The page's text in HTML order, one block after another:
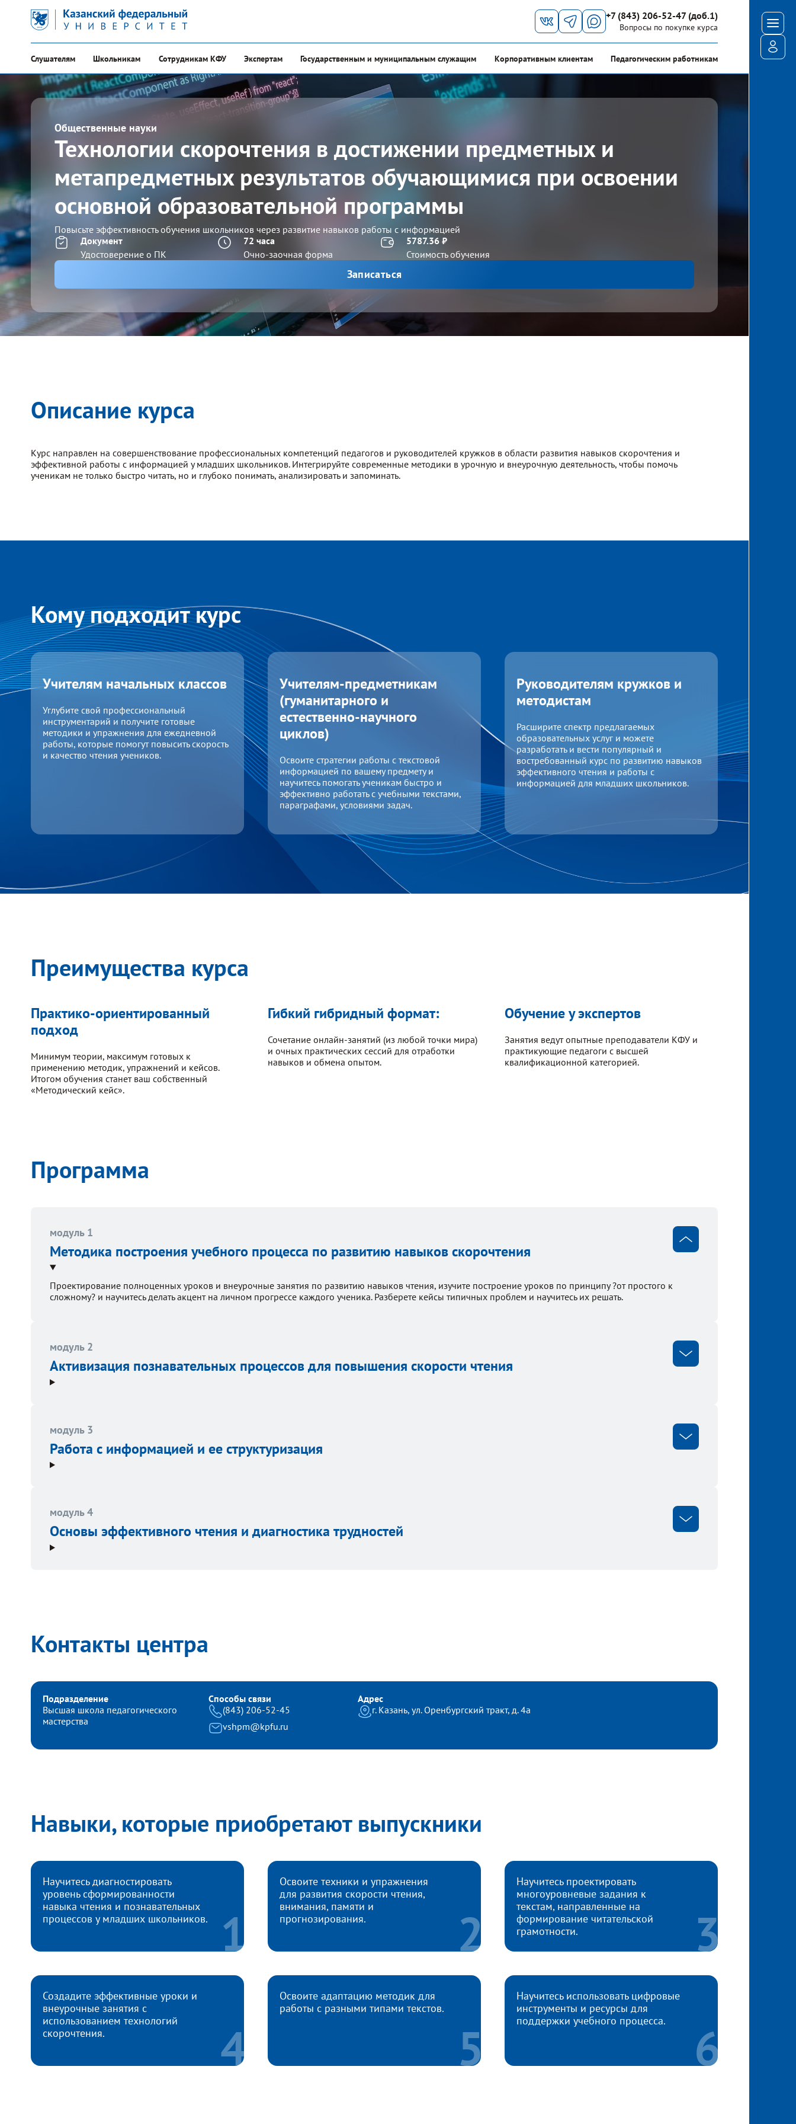
+7 (843) 206-52-47 (доб.1)
Вопросы по покупке курса
Слушателям Школьникам Сотрудникам КФУ Экспертам Государственным и муниципальным служащим Корпоративным клиентам Педагогическим работникам
Меню
Технологии скорочтения в достижении предметных и
метапредметных результатов обучающимися при освоении
основной образовательной программы
Общественные науки
Повысьте эффективность обучения школьников через развитие навыков работы с информацией
Документ
Удостоверение о ПК
72 часа
Очно-заочная форма
5787.36 ₽
Стоимость обучения
Записаться
Описание курса
Курс направлен на совершенствование профессиональных компетенций педагогов и руководителей кружков в области развития навыков скорочтения и
эффективной работы с информацией у младших школьников. Интегрируйте современные методики в урочную и внеурочную деятельность, чтобы помочь
ученикам не только быстро читать, но и глубоко понимать, анализировать и запоминать.
Кому подходит курс
Учителям начальных классов
Углубите свой профессиональный
инструментарий и получите готовые
методики и упражнения для ежедневной
работы, которые помогут повысить скорость
и качество чтения учеников.
Учителям-предметникам
(гуманитарного и
естественно-научного
циклов)
Освоите стратегии работы с текстовой
информацией по вашему предмету и
научитесь помогать ученикам быстро и
эффективно работать с учебными текстами,
параграфами, условиями задач.
Руководителям кружков и
методистам
Расширите спектр предлагаемых
образовательных услуг и можете
разработать и вести популярный и
востребованный курс по развитию навыков
эффективного чтения и работы с
информацией для младших школьников.
Преимущества курса
Практико-ориентированный
подход
Минимум теории, максимум готовых к
применению методик, упражнений и кейсов.
Итогом обучения станет ваш собственный
«Методический кейс».
Гибкий гибридный формат:
Сочетание онлайн-занятий (из любой точки мира)
и очных практических сессий для отработки
навыков и обмена опытом.
Обучение у экспертов
Занятия ведут опытные преподаватели КФУ и
практикующие педагоги с высшей
квалификационной категорией.
Программа
модуль 1
Методика построения учебного процесса по развитию навыков скорочтения
Проектирование полноценных уроков и внеурочные занятия по развитию навыков чтения, изучите построение уроков по принципу ?от простого к
сложному? и научитесь делать акцент на личном прогрессе каждого ученика. Разберете кейсы типичных проблем и научитесь их решать.
модуль 2
Активизация познавательных процессов для повышения скорости чтения
модуль 3
Работа с информацией и ее структуризация
модуль 4
Основы эффективного чтения и диагностика трудностей
Контакты центра
Подразделение
Высшая школа педагогического
мастерства
Способы связи
(843) 206-52-45
vshpm@kpfu.ru
Адрес
г. Казань, ул. Оренбургский тракт, д. 4а
Навыки, которые приобретают выпускники
Научитесь диагностировать
уровень сформированности
навыка чтения и познавательных
процессов у младших школьников.
Освоите техники и упражнения
для развития скорости чтения,
внимания, памяти и
прогнозирования.
Научитесь проектировать
многоуровневые задания к
текстам, направленные на
формирование читательской
грамотности.
Создадите эффективные уроки и
внеурочные занятия с
использованием технологий
скорочтения.
Освоите адаптацию методик для
работы с разными типами текстов.
Научитесь использовать цифровые
инструменты и ресурсы для
поддержки учебного процесса.